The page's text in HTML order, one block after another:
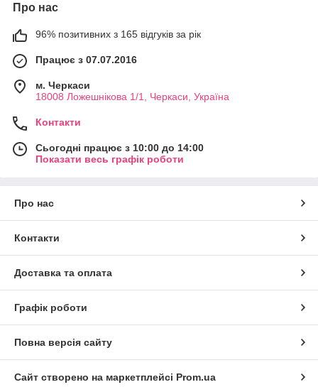
Про нас
96% позитивних з 165 відгуків за рік
Працює з 07.07.2016
м. Черкаси
18008 Ложешнікова 1/1, Черкаси, Україна
Контакти
Сьогодні працює з 10:00 до 14:00
Показати весь графік роботи
Про нас
Контакти
Доставка та оплата
Графік роботи
Повна версія сайту
Сайт створено на маркетплейсі Prom.ua